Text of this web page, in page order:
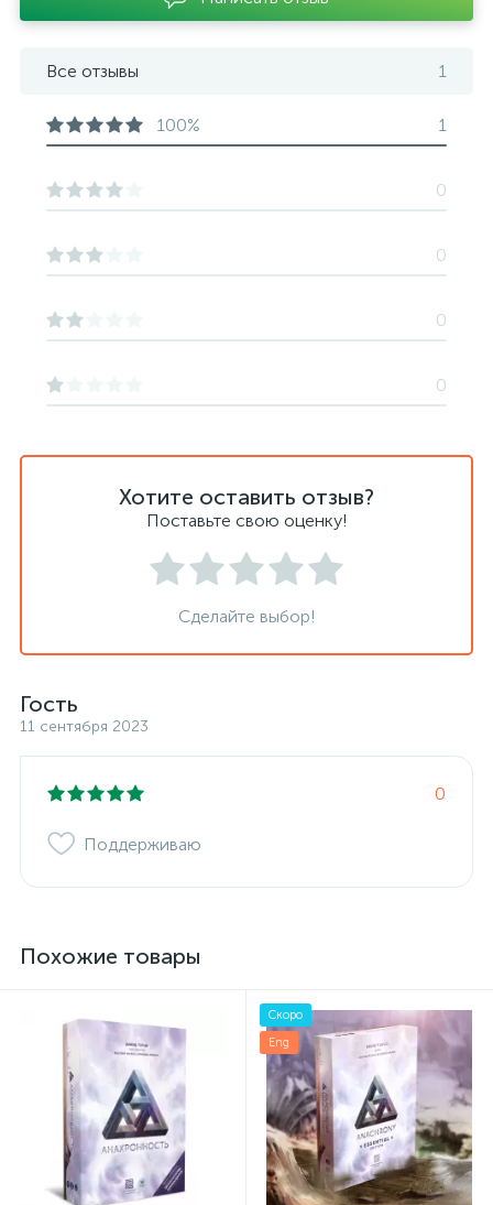
Хотите оставить отзыв?
Поставьте свою оценку!
Сделайте выбор!
Гость
11 сентября 2023
0
Поддерживаю
Все отзывы 1
100% 1
0
0
0
0
Похожие товары
Скоро
Eng